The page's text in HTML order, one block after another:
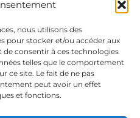
nous utilisons des
pour stocker et/ou accéder aux
de consentir à ces technologies
telles que le comportement
ce site. Le fait de ne pas
peut avoir un effet
et fonctions.